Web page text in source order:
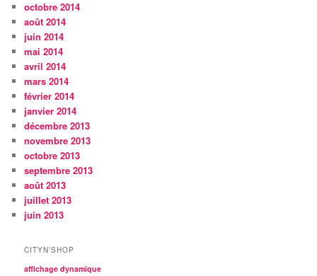
octobre 2014
août 2014
juin 2014
mai 2014
avril 2014
mars 2014
février 2014
janvier 2014
décembre 2013
novembre 2013
octobre 2013
septembre 2013
août 2013
juillet 2013
juin 2013
CITYN’SHOP
affichage dynamique